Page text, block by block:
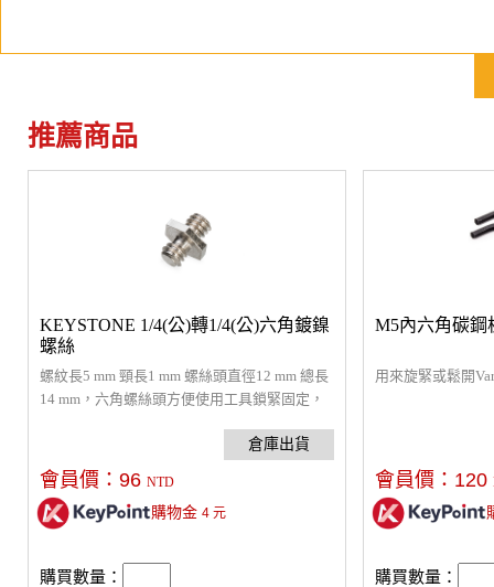
推薦商品
KEYSTONE 1/4(公)轉1/4(公)六角鍍鎳
螺絲
螺紋長5 mm 頸長1 mm 螺絲頭直徑12 mm 總長
14 mm，六角螺絲頭方便使用工具鎖緊固定，
會員價： 96 NTD
購物金 4元
購買數量：
M5內六角碳鋼
用來旋緊或鬆開
會員價： 120
購買數量：